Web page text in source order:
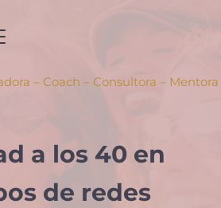
– Coach – Consultora – Mentora
a los 40 en
de redes